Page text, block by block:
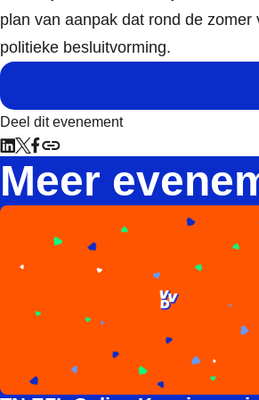
plan van aanpak dat rond de
politieke besluitvorming.
Deel dit evenement
Meer
Lee meer over TN EZI: Online